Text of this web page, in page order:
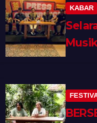
KABAR